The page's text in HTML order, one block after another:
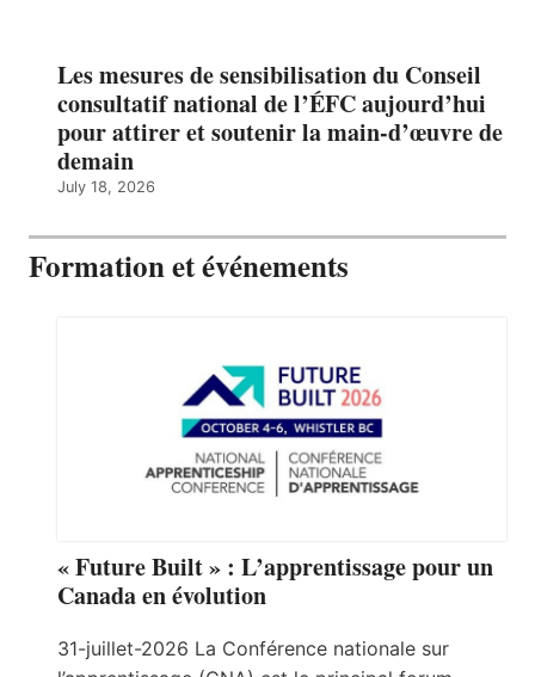
Les mesures de sensibilisation du Conseil
consultatif national de l’ÉFC aujourd’hui
pour attirer et soutenir la main-d’œuvre de
demain
July 18, 2026
Formation et événements
« Future Built » : L’apprentissage pour un
Canada en évolution
31-juillet-2026 La Conférence nationale sur